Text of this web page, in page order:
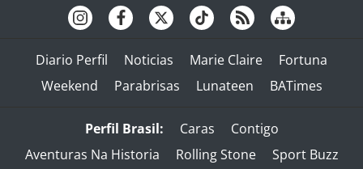
Diario Perfil Noticias Marie Claire
Fortuna
Weekend
Parabrisas Lunateen BATimes
Perfil Brasil: Caras
Contigo
Aventuras Na Historia
Rolling Stone Sport Buzz